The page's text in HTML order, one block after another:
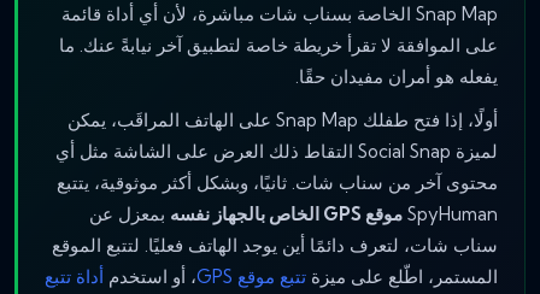
Snap Map الخاصة بسناب شات مباشرة، لأن أي أداة قائمة
على الموافقة لا تقرأ خريطة خاصة لتطبيق آخر نيابةً عنك. ما
يفعله هو أمران مفيدان حقًا.
أولًا، إذا فتح طفلك Snap Map على الهاتف المراقَب، يمكن
لميزة Social Snap التقاط ذلك العرض على الشاشة مثل أي
محتوى آخر من سناب شات. ثانيًا، وبشكل أكثر موثوقية، يتتبع
SpyHuman موقع GPS الخاص بالجهاز نفسه
بمعزل عن
سناب شات، لتعرف دائمًا أين يوجد الهاتف فعليًا. لتتبع الموقع
المستمر، اطّلع على ميزة تتبع موقع GPS ، أو استخدم أداة تتبع